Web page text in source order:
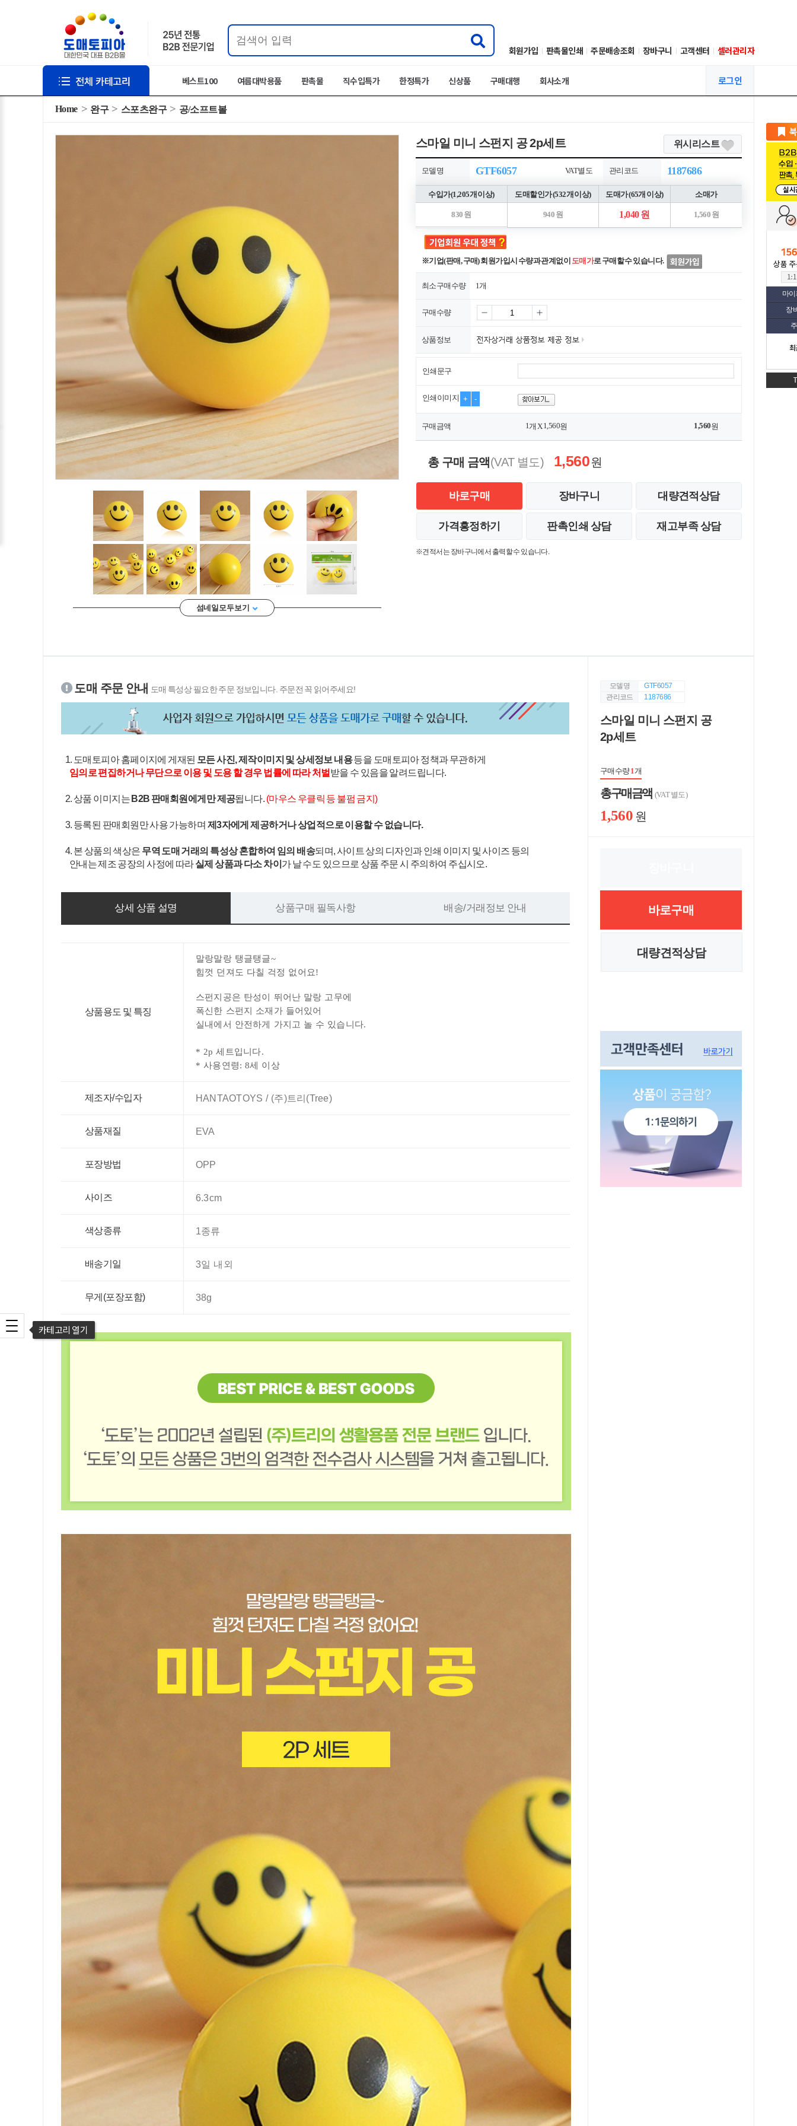
회원가입 판촉물인쇄 주문배송조회 장바구니 고객센터 셀러관리자
베스트100 여름대박용품 판촉물 직수입특가 한정특가 신상품 구매대행 회사소개 로그인
마
장
카테고리 열기
Home 완구 스포츠완구 공/소프트볼
섬네일 모두 보기
스마일 미니 스펀지 공 2p세트 위시리스트
모델명 GTF6057 VAT별도 관리코드 1187686
수입가(1,205개 이상) 도매할인가 (532개 이상) 도매가 (65개 이상) 소매가
830 원 940 원 1,040 원 1,560 원
※기업(판매, 구매) 회원가입시 수량과 관계없이 도매가로 구매할 수 있습니다.
최소구매수량 1개
구매수량
상품정보
인쇄문구
인쇄이미지 + -
구매금액 1개 X1,560원 1,560원
총 구매 금액(VAT 별도) 1,560원
바로구매 장바구니 대량견적상담
가격흥정하기 판촉인쇄 상담 재고부족 상담
※견적서는 장바구니에서 출력할 수 있습니다.
도매 주문 안내 도매 특성상 필요한 주문 정보입니다. 주문전 꼭 읽어주세요!
1. 도매토피아 홈페이지에 게재된 모든 사진, 제작이미지 및 상세정보 내용등을 도매토피아 정책과 무관하게
임의로 편집하거나 무단으로 이용 및 도용 할 경우 법률에 따라 처벌 받을 수 있음을 알려드립니다.
2. 상품 이미지는 B2B 판매회원에게만 제공됩니다. (마우스 우클릭 등 불펌 금지)
3. 등록된 판매회원만 사용 가능하며 제3자에게 제공하거나 상업적으로 이용할 수 없습니다.
4. 본 상품의 색상은 무역 도매 거래의 특성상 혼합하여 임의 배송되며, 사이트 상의 디자인과 인쇄 이미지 및 사이즈 등의
안내는 제조 공장의 사정에 따라실제 상품과 다소 차이 가 날 수도 있으므로 상품 주문 시 주의하여 주십시오.
상세 상품 설명 상품구매 필독사항 배송/거래정보 안내
상품용도 및 특징
말랑말랑 탱글탱글~
힘껏 던져도 다칠 걱정 없어요!
스펀지공은 탄성이 뛰어난 말랑 고무에
폭신한 스펀지 소재가 들어있어
실내에서 안전하게 가지고 놀 수 있습니다.
* 2p 세트입니다.
* 사용연령: 8세 이상
제조자/수입자 HANTAOTOYS / (주)트리(Tree)
상품재질 EVA
포장방법 OPP
사이즈 6.3cm
색상종류 1종류
배송기일 3일 내외
무게(포장포함) 38g
모델명
GTF6057
관리코드
1187686
스마일 미니 스펀지 공
2p세트
구매수량1개
총 구매 금액 (VAT 별도)
1,560 원
바로구매
대량견적상담